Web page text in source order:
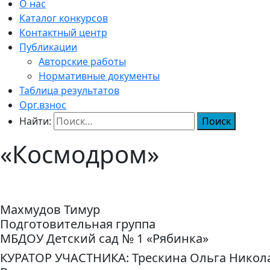
О нас
Каталог конкурсов
Контактный центр
Публикации
Авторские работы
Нормативные документы
Таблица результатов
Орг.взнос
Найти:
«Космодром»
Махмудов Тимур
Подготовительная группа
МБДОУ Детский сад № 1 «Рябинка»
КУРАТОР УЧАСТНИКА: Трескина Ольга